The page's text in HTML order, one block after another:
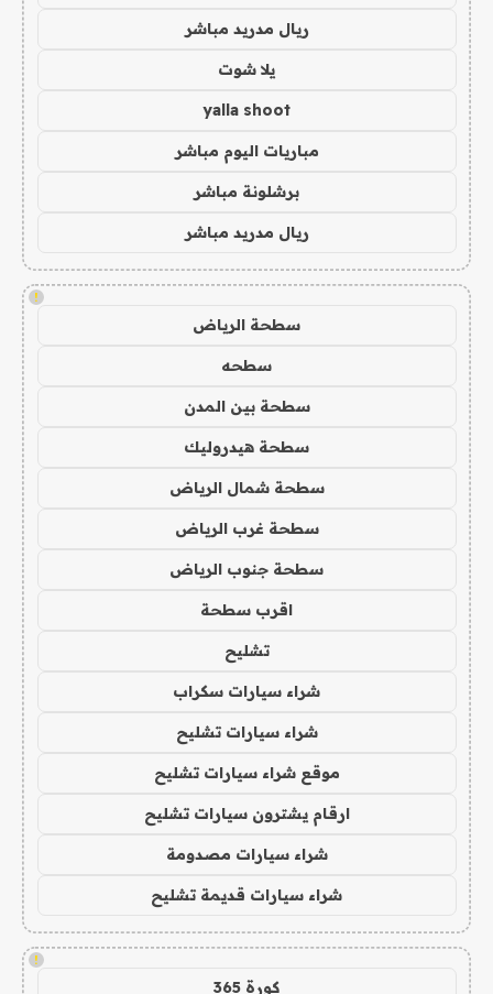
ريال مدريد مباشر
يلا شوت
yalla shoot
مباريات اليوم مباشر
برشلونة مباشر
ريال مدريد مباشر
!
سطحة الرياض
سطحه
سطحة بين المدن
سطحة هيدروليك
سطحة شمال الرياض
سطحة غرب الرياض
سطحة جنوب الرياض
اقرب سطحة
تشليح
شراء سيارات سكراب
شراء سيارات تشليح
موقع شراء سيارات تشليح
ارقام يشترون سيارات تشليح
شراء سيارات مصدومة
شراء سيارات قديمة تشليح
!
كورة 365